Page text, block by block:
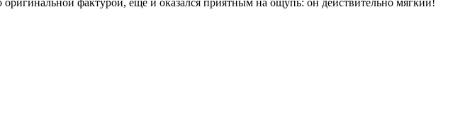
оригинальной фактурой, еще и оказался приятным на ощупь: он действительно мягкий!